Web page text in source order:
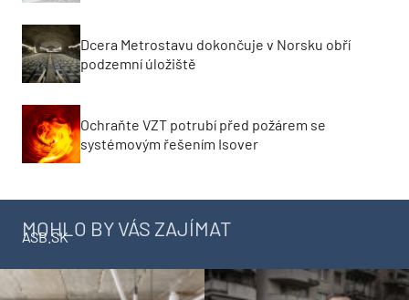
Dcera Metrostavu dokončuje v Norsku obří
podzemní úložiště
Ochraňte VZT potrubí před požárem se
systémovým řešením Isover
MOHLO BY VÁS ZAJÍMAT
ASB.SK